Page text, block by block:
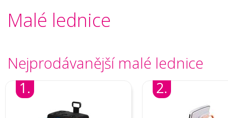
Malé lednice
Nejprodávanější malé lednice
1. 2.